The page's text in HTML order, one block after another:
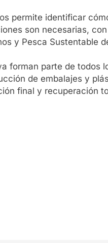
permite identificar
son necesarias,
y Pesca Sustentable
forman parte de todos
de embalajes y
final y recuperación